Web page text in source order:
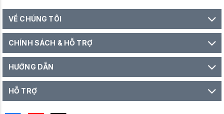
VỀ CHÚNG TÔI
CHÍNH SÁCH & HỖ TRỢ
HƯỚNG DẪN
HỖ TRỢ